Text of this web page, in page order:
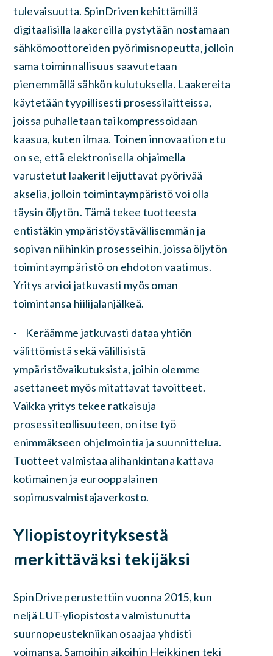
tulevaisuutta. SpinDriven kehittämillä
digitaalisilla laakereilla pystytään nostamaan
sähkömoottoreiden pyörimisnopeutta, jolloin
sama toiminnallisuus saavutetaan
pienemmällä sähkön kulutuksella. Laakereita
käytetään tyypillisesti prosessilaitteissa,
joissa puhalletaan tai kompressoidaan
kaasua, kuten ilmaa. Toinen innovaation etu
on se, että elektronisella ohjaimella
varustetut laakerit leijuttavat pyörivää
akselia, jolloin toimintaympäristö voi olla
täysin öljytön. Tämä tekee tuotteesta
entistäkin ympäristöystävällisemmän ja
sopivan niihinkin prosesseihin, joissa öljytön
toimintaympäristö on ehdoton vaatimus.
Yritys arvioi jatkuvasti myös oman
toimintansa hiilijalanjälkeä.
- Keräämme jatkuvasti dataa yhtiön
välittömistä sekä välillisistä
ympäristövaikutuksista, joihin olemme
asettaneet myös mitattavat tavoitteet.
Vaikka yritys tekee ratkaisuja
prosessiteollisuuteen, on itse työ
enimmäkseen ohjelmointia ja suunnittelua.
Tuotteet valmistaa alihankintana kattava
kotimainen ja eurooppalainen
sopimusvalmistajaverkosto.
Yliopistoyrityksestä
merkittäväksi tekijäksi
SpinDrive perustettiin vuonna 2015, kun
neljä LUT-yliopistosta valmistunutta
suurnopeustekniikan osaajaa yhdisti
voimansa. Samoihin aikoihin Heikkinen teki